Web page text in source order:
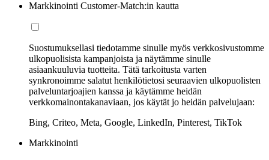
Markkinointi Customer-Match:in kautta
Suostumuksellasi tiedotamme sinulle myös verkkosivustomme
ulkopuolisista kampanjoista ja näytämme sinulle
asiaankuuluvia tuotteita. Tätä tarkoitusta varten
synkronoimme salatut henkilötietosi seuraavien ulkopuolisten
palveluntarjoajien kanssa ja käytämme heidän
verkkomainontakanaviaan, jos käytät jo heidän palvelujaan:
Bing, Criteo, Meta, Google, LinkedIn, Pinterest, TikTok
Markkinointi